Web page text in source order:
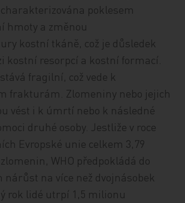
charakterizována poklesem
hmoty a změnou
kostní tkáně, což je důsledek
kostní resorpcí a kostní formací.
fragilní, což vede k
frakturám. Zlomeniny nebo jejich
vést i k úmrtí nebo k následné
druhé osoby. Jestliže v roce
Evropské unie celkem 3,79
WHO předpokládá do
nárůst na více než dvojnásobek
rok lidé utrpí 1,5 milionu